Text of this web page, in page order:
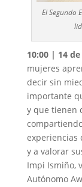
El Segundo
10:00 | 14
mujeres
decir sin
importante
y que tienen
experiencias
y a valorar
Impi Ismiño,
Autónomo